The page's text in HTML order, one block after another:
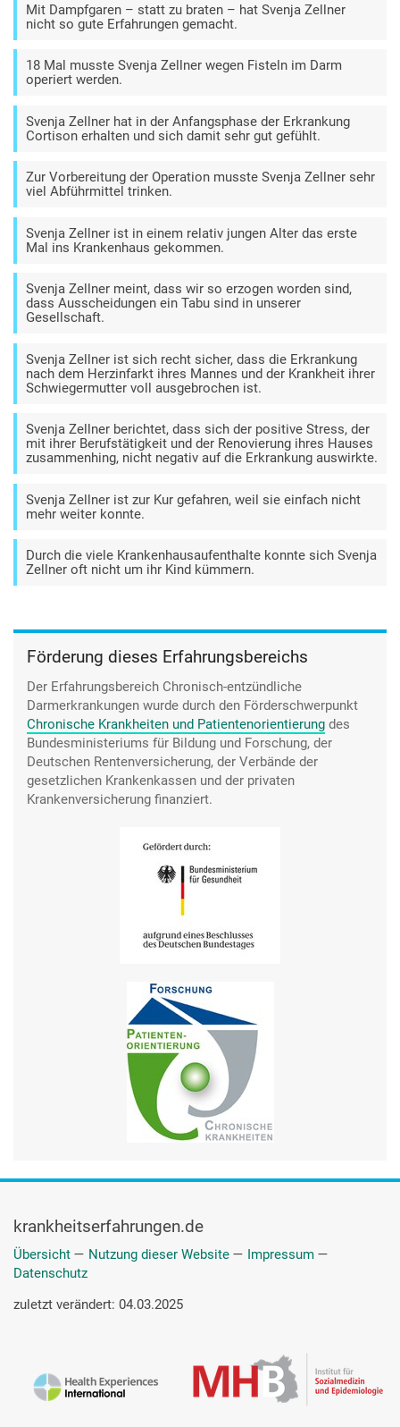
Mit Dampfgaren – statt zu braten – hat Svenja Zellner
nicht so gute Erfahrungen gemacht.
18 Mal musste Svenja Zellner wegen Fisteln im Darm
operiert werden.
Svenja Zellner hat in der Anfangsphase der Erkrankung
Cortison erhalten und sich damit sehr gut gefühlt.
Zur Vorbereitung der Operation musste Svenja Zellner sehr
viel Abführmittel trinken.
Svenja Zellner ist in einem relativ jungen Alter das erste
Mal ins Krankenhaus gekommen.
Svenja Zellner meint, dass wir so erzogen worden sind,
dass Ausscheidungen ein Tabu sind in unserer
Gesellschaft.
Svenja Zellner ist sich recht sicher, dass die Erkrankung
nach dem Herzinfarkt ihres Mannes und der Krankheit ihrer
Schwiegermutter voll ausgebrochen ist.
Svenja Zellner berichtet, dass sich der positive Stress, der
mit ihrer Berufstätigkeit und der Renovierung ihres Hauses
zusammenhing, nicht negativ auf die Erkrankung auswirkte.
Svenja Zellner ist zur Kur gefahren, weil sie einfach nicht
mehr weiter konnte.
Durch die viele Krankenhausaufenthalte konnte sich Svenja
Zellner oft nicht um ihr Kind kümmern.
Förderung dieses Erfahrungsbereichs
Der Erfahrungsbereich Chronisch-entzündliche
Darmerkrankungen wurde durch den Förderschwerpunkt
Chronische Krankheiten und Patientenorientierung des
Bundesministeriums für Bildung und Forschung, der
Deutschen Rentenversicherung, der Verbände der
gesetzlichen Krankenkassen und der privaten
Krankenversicherung finanziert.
krankheitserfahrungen.de
Übersicht — Nutzung dieser Website — Impressum —
Datenschutz
zuletzt verändert: 04.03.2025